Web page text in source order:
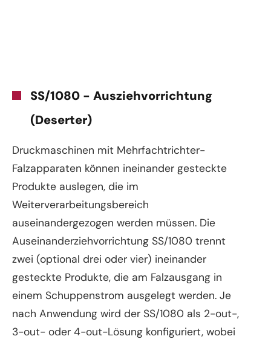
SS/1080 - Ausziehvorrichtung
(Deserter)
Druckmaschinen mit Mehrfachtrichter-
Falzapparaten können ineinander gesteckte
Produkte auslegen, die im
Weiterverarbeitungsbereich
auseinandergezogen werden müssen. Die
Auseinanderziehvorrichtung SS/1080 trennt
zwei (optional drei oder vier) ineinander
gesteckte Produkte, die am Falzausgang in
einem Schuppenstrom ausgelegt werden. Je
nach Anwendung wird der SS/1080 als 2-out-,
3-out- oder 4-out-Lösung konfiguriert, wobei